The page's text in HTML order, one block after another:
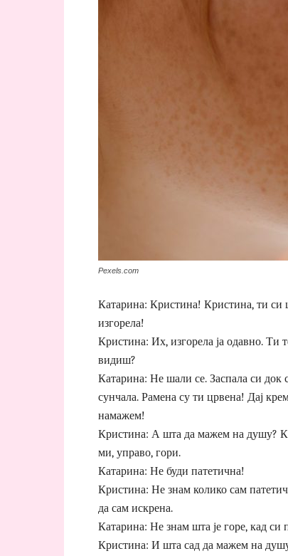
Pexels.com
Катарина: Кристина! Кристина, ти си
изгорела!
Кристина: Их, изгорела ја одавно. Ти
видиш?
Катарина: Не шали се. Заспала си док
сунчала. Рамена су ти црвена! Дај
намажем!
Кристина: А шта да мажем на душу?
ми, управо, гори.
Катарина: Не буди патетична!
Кристина: Не знам колико сам
да сам искрена.
Катарина: Не знам шта је горе, кад си
Кристина: И шта сад да мажем на